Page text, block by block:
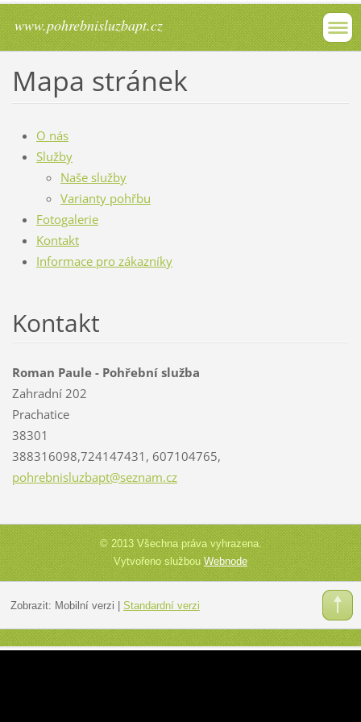
www.pohrebnisluzbapt.cz
Mapa stránek
O nás
Služby
Naše služby
Varianty pohřbu
Fotogalerie
Kontakt
Informace pro zákazníky
Kontakt
Roman Paule - Pohřební služba
Zahradní 202
Prachatice
38301
388316098,724147431, 607104765,
pohrebnisluzbapt@seznam.cz
© 2013 Všechna práva vyhrazena.
Vytvořeno službouWebnode
Zobrazit: Mobilní verzi Standardní verzi